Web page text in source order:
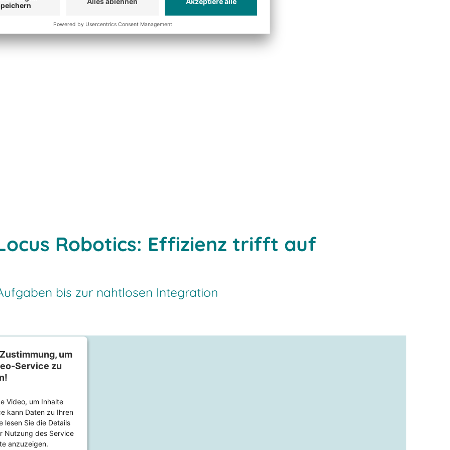
Robotics: Effizienz trifft auf
bis zur nahtlosen Integration
um
Service zu
Video, um Inhalte
kann Daten zu Ihren
lesen Sie die Details
Nutzung des Service
anzuzeigen.